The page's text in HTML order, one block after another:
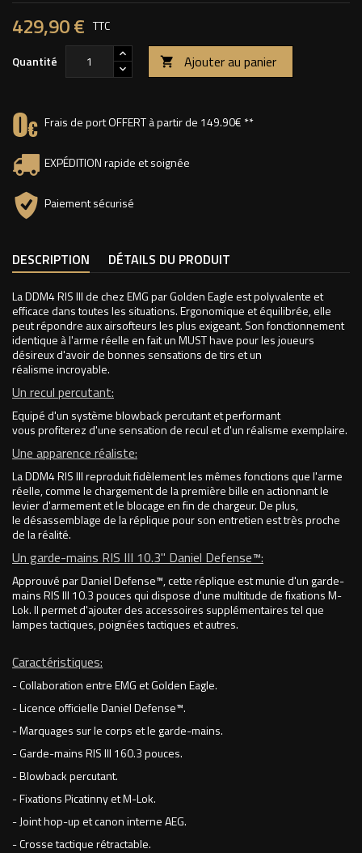
429,90 € TTC
Quantité  Ajouter au panier
Frais de port OFFERT à partir de 149.90€ **
EXPÉDITION rapide et soignée
Paiement sécurisé
DESCRIPTION DÉTAILS DU PRODUIT
La DDM4 RIS III de chez EMG par Golden Eagle est polyvalente et
efficace dans toutes les situations. Ergonomique et équilibrée, elle
peut répondre aux airsofteurs les plus exigeant. Son fonctionnement
identique à l'arme réelle en fait un MUST have pour les joueurs
désireux d'avoir de bonnes sensations de tirs et un
réalisme incroyable.
Un recul percutant:
Equipé d'un système blowback percutant et performant
vous profiterez d'une sensation de recul et d'un réalisme exemplaire.
Une apparence réaliste:
La DDM4 RIS III reproduit fidèlement les mêmes fonctions que l'arme
réelle, comme le chargement de la première bille en actionnant le
levier d'armement et le blocage en fin de chargeur. De plus,
le désassemblage de la réplique pour son entretien est très proche
de la réalité.
Un garde-mains RIS III 10.3" Daniel Defense™:
Approuvé par Daniel Defense™, cette réplique est munie d'un garde-
mains RIS III 10.3 pouces qui dispose d'une multitude de fixations M-
Lok. Il permet d'ajouter des accessoires supplémentaires tel que
lampes tactiques, poignées tactiques et autres.
Caractéristiques:
- Collaboration entre EMG et Golden Eagle.
- Licence officielle Daniel Defense™.
- Marquages sur le corps et le garde-mains.
- Garde-mains RIS III 160.3 pouces.
- Blowback percutant.
- Fixations Picatinny et M-Lok.
- Joint hop-up et canon interne AEG.
- Crosse tactique rétractable.